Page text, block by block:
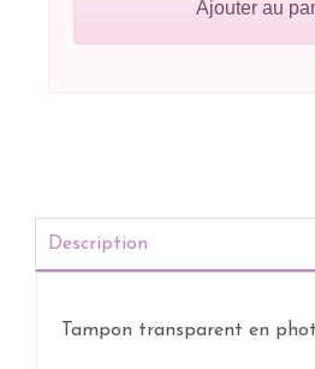
Ajouter au
Description
Tampon transparent en